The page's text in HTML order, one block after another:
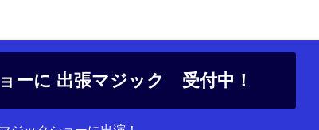
ーに 出張マジック 受付中！